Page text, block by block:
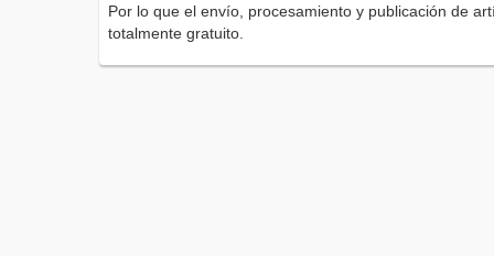
Por lo que el envío, procesamiento y publicación de
totalmente gratuito.